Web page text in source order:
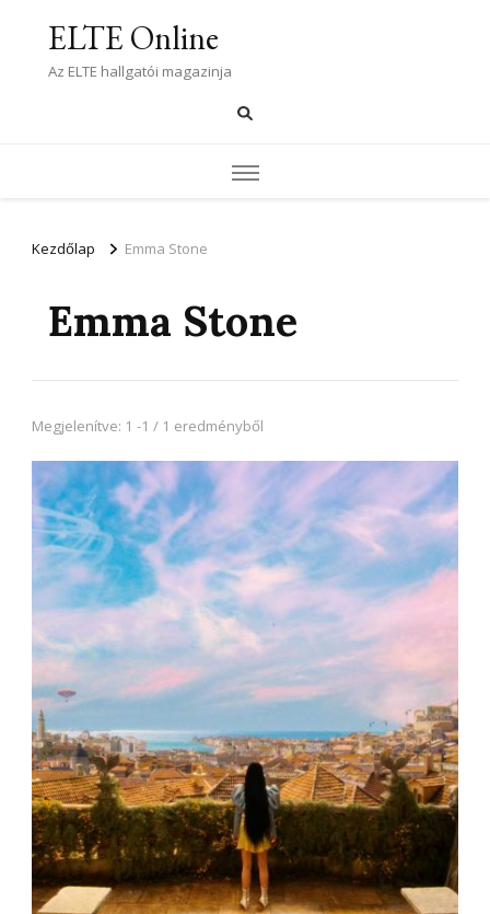
ELTE Online
Az ELTE hallgatói magazinja
Kezdőlap Emma Stone
Emma Stone
Megjelenítve: 1 -1 / 1 eredményből